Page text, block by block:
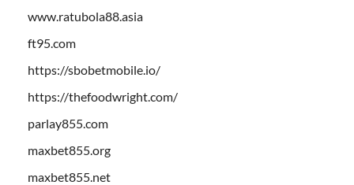
www.ratubola88.asia
ft95.com
https://sbobetmobile.io/
https://thefoodwright.com/
parlay855.com
maxbet855.org
maxbet855.net